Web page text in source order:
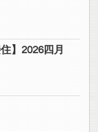
】2026四月